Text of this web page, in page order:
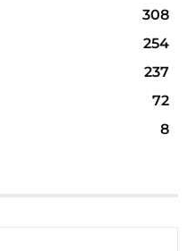
308
254
237
72
8